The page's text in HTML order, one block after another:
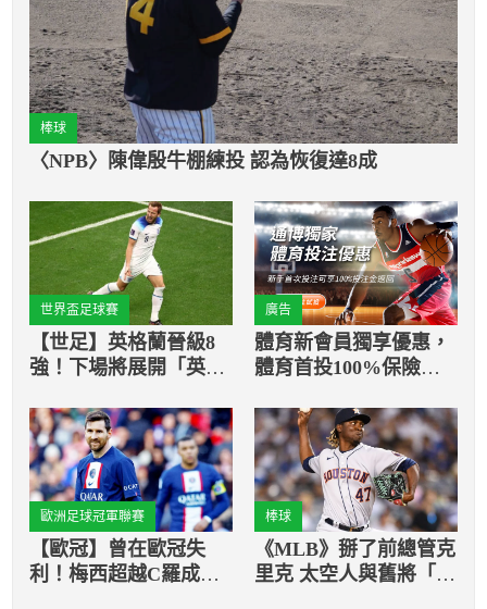
棒球
〈NPB〉陳偉殷牛棚練投 認為恢復達8成
世界盃足球賽
【世足】英格蘭晉級8
強！下場將展開「英法
廣告
體育新會員獨享優惠，
體育首投100%保險返
歐洲足球冠軍聯賽
【歐冠】曾在歐冠失
利！梅西超越C羅成
棒球
《MLB》掰了前總管克
里克 太空人與舊將「鐵